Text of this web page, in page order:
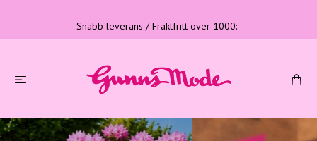
Snabb leverans / Fraktfritt över 1000:-